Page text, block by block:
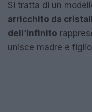
Si tratta di un
arricchito da
dell’infinito
unisce madre e